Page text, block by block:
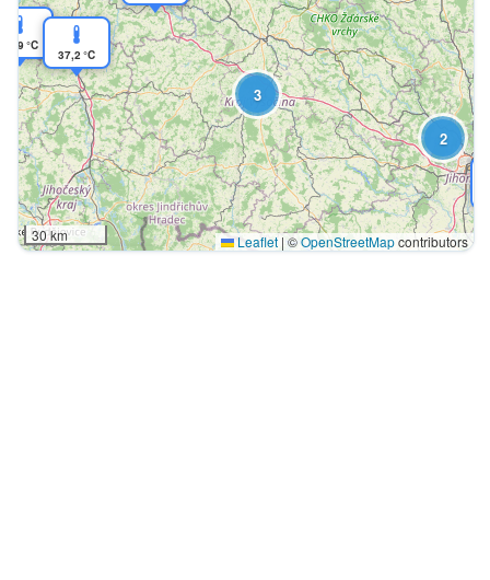
34,9 °C
3
37,2 °C
2
30 km Leaflet | ©OpenStreetMapcontributors